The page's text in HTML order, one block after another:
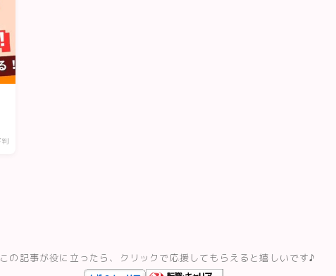
この記事が役に立ったら、クリックで応援してもらえると嬉しいです♪